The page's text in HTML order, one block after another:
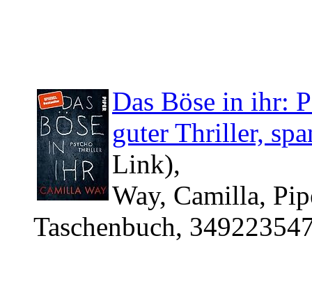
Das Böse in ihr:
guter Thriller,
Link),
Way, Camilla,
Taschenbuch,